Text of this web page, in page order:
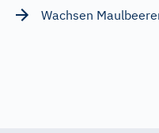
Wachsen